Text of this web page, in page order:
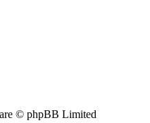
© phpBB Limited